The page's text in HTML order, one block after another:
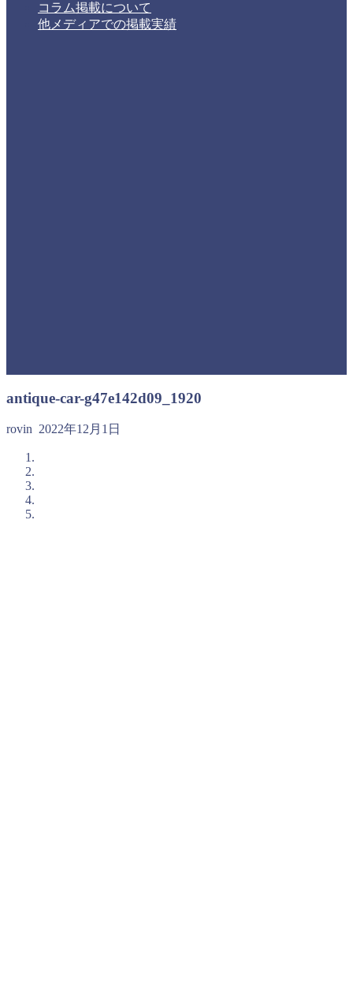
コラム掲載について
他メディアでの掲載実績
antique-car-g47e142d09_1920
rovin 2022年12月1日